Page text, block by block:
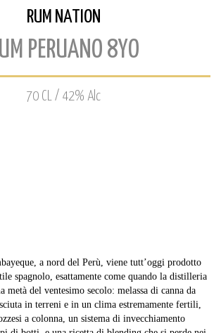
RUM NATION
PERUANO 8YO
70 CL / 42% Alc
a nord del Perù, viene tutt’oggi prodotto
spagnolo, esattamente come quando la distilleria
metà del ventesimo secolo: melassa di canna da
in terreni e in un clima estremamente fertili,
a colonna, un sistema di invecchiamento